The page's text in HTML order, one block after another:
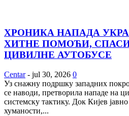
ХРОНИКА НАПАДА
ХИТНЕ ПОМОЋИ,
ЦИВИЛНЕ АУТОБУСЕ
Centar - jul 30, 2026 0
Уз снажну подршку западних
се наводи, претворила нападе на
системску тактику. Док Кијев
хуманости,...